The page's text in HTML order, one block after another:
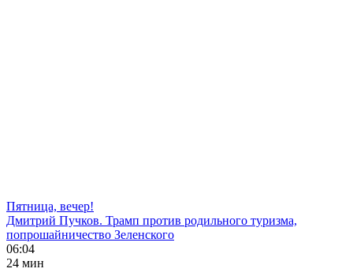
Пятница, вечер!
Дмитрий Пучков. Трамп против родильного туризма,
попрошайничество Зеленского
06:04
24 мин